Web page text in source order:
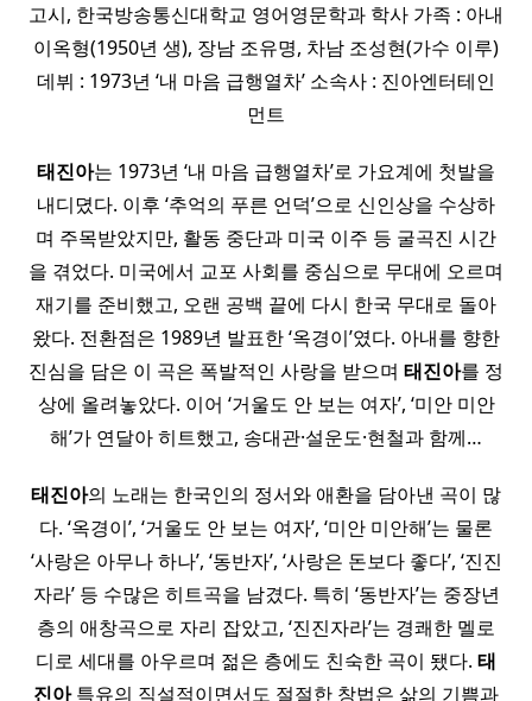
고시, 한국방송통신대학교 영어영문학과 학사 가족 : 아내
이옥형(1950년 생), 장남 조유명, 차남 조성현(가수 이루)
데뷔 : 1973년 ‘내 마음 급행열차’ 소속사 : 진아엔터테인
먼트
태진아는 1973년 ‘내 마음 급행열차’로 가요계에 첫발을
내디뎠다. 이후 ‘추억의 푸른 언덕’으로 신인상을 수상하
며 주목받았지만, 활동 중단과 미국 이주 등 굴곡진 시간
을 겪었다. 미국에서 교포 사회를 중심으로 무대에 오르며
재기를 준비했고, 오랜 공백 끝에 다시 한국 무대로 돌아
왔다. 전환점은 1989년 발표한 ‘옥경이’였다. 아내를 향한
진심을 담은 이 곡은 폭발적인 사랑을 받으며 태진아를 정
상에 올려놓았다. 이어 ‘거울도 안 보는 여자’, ‘미안 미안
해’가 연달아 히트했고, 송대관·설운도·현철과 함께…
태진아의 노래는 한국인의 정서와 애환을 담아낸 곡이 많
다. ‘옥경이’, ‘거울도 안 보는 여자’, ‘미안 미안해’는 물론
‘사랑은 아무나 하나’, ‘동반자’, ‘사랑은 돈보다 좋다’, ‘진진
자라’ 등 수많은 히트곡을 남겼다. 특히 ‘동반자’는 중장년
층의 애창곡으로 자리 잡았고, ‘진진자라’는 경쾌한 멜로
디로 세대를 아우르며 젊은 층에도 친숙한 곡이 됐다. 태
진아특유의 직설적이면서도 절절한 창법은 삶의 기쁨과